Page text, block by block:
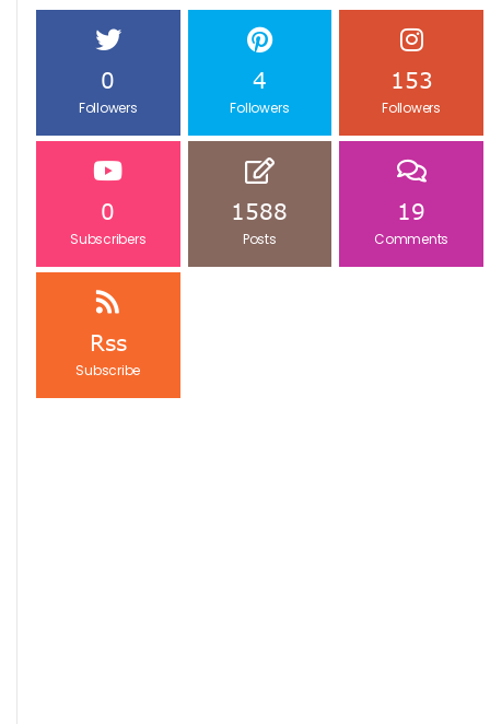
0
Followers
4
Followers
153
Followers
0
Subscribers
1588
Posts
19
Comments
Rss
Subscribe